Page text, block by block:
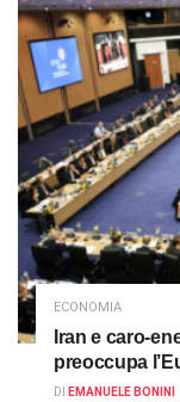
ECONOMIA
Iran e caro-
preoccupa
DI EMANUELE BONINI